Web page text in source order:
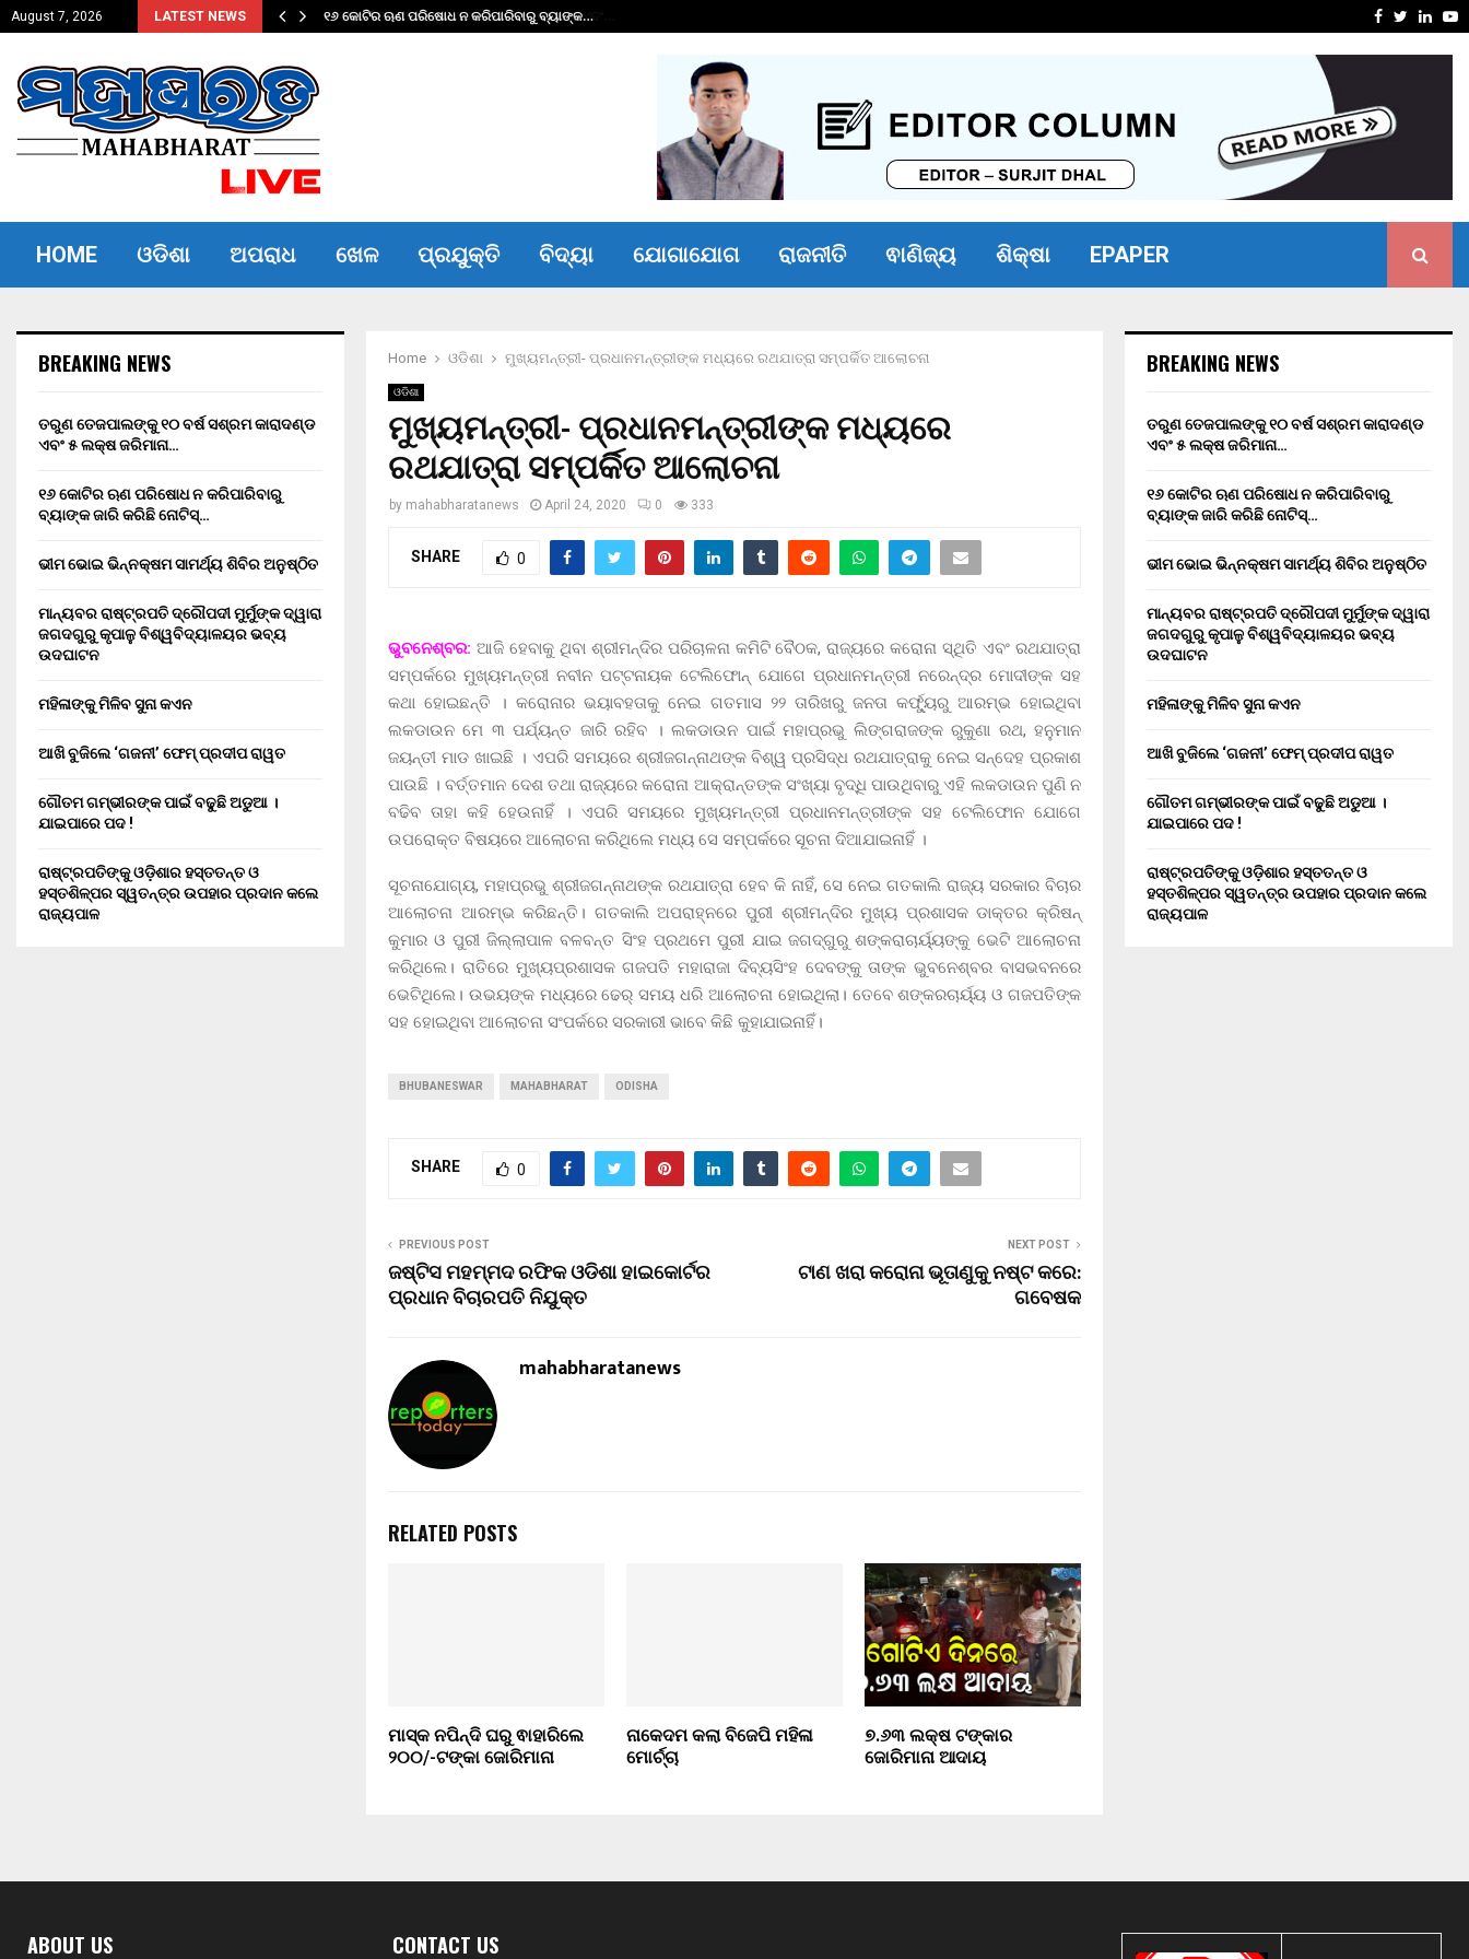
August 7, 2026 LATEST NEWS
ଏବଂ… ୧୬ କୋଟିର ଋଣ ପରିଷୋଧ ନ କରିପାରିବାରୁ ବ୍ୟାଙ୍କ… Facebook
Twitter
HOME ଓଡିଶା ଅପରାଧ ଖେଳ ପ୍ରଯୁକ୍ତି ବିଦ୍ୟା ଯୋଗାଯୋଗ ରାଜନୀତି ଵାଣିଜ୍ୟ ଶିକ୍ଷା EPAPER
Home ଓଡିଶା ମୁଖ୍ୟମନ୍ତ୍ରୀ- ପ୍ରଧାନମନ୍ତ୍ରୀଙ୍କ ମଧ୍ୟରେ ରଥଯାତ୍ରା ସମ୍ପର୍କିତ ଆଲୋଚନା
ଓଡିଶା
ମୁଖ୍ୟମନ୍ତ୍ରୀ- ପ୍ରଧାନମନ୍ତ୍ରୀଙ୍କ ମଧ୍ୟରେ
ରଥଯାତ୍ରା ସମ୍ପର୍କିତ ଆଲୋଚନା
by mahabharatanews April 24, 2020 0 333
SHARE 0
ଭୁବନେଶ୍ବର: ଆଜି ହେବାକୁ ଥିବା ଶ୍ରୀମନ୍ଦିର ପରିଚାଳନା କମିଟି ବୈଠକ, ରାଜ୍ୟରେ କରୋନା ସ୍ଥିତି ଏବଂ ରଥଯାତ୍ରା
ସମ୍ପର୍କରେ ମୁଖ୍ୟମନ୍ତ୍ରୀ ନବୀନ ପଟ୍ଟନାୟକ ଟେଲିଫୋନ୍ ଯୋଗେ ପ୍ରଧାନମନ୍ତ୍ରୀ ନରେନ୍ଦ୍ର ମୋଦୀଙ୍କ ସହ
କଥା ହୋଇଛନ୍ତି । କରୋନାର ଭୟାବହତାକୁ ନେଇ ଗତମାସ ୨୨ ତାରିଖରୁ ଜନତା କର୍ଫ୍ୟୁରୁ ଆରମ୍ଭ ହୋଇଥିବା
ଲକଡାଉନ ମେ ୩ ପର୍ଯ୍ୟନ୍ତ ଜାରି ରହିବ । ଲକଡାଉନ ପାଇଁ ମହାପ୍ରଭୁ ଲିଙ୍ଗରାଜଙ୍କ ରୁକୁଣା ରଥ, ହନୁମାନ
ଜୟନ୍ତୀ ମାଡ ଖାଇଛି । ଏପରି ସମୟରେ ଶ୍ରୀଜଗନ୍ନାଥଙ୍କ ବିଶ୍ୱ ପ୍ରସିଦ୍ଧ ରଥଯାତ୍ରାକୁ ନେଇ ସନ୍ଦେହ ପ୍ରକାଶ
ପାଉଛି । ବର୍ତ୍ତମାନ ଦେଶ ତଥା ରାଜ୍ୟରେ କରୋନା ଆକ୍ରାନ୍ତଙ୍କ ସଂଖ୍ୟା ବୃଦ୍ଧି ପାଉଥିବାରୁ ଏହି ଲକଡାଉନ ପୁଣି ନ
ବଢିବ ତାହା କହି ହେଉନାହିଁ । ଏପରି ସମୟରେ ମୁଖ୍ୟମନ୍ତ୍ରୀ ପ୍ରଧାନମନ୍ତ୍ରୀଙ୍କ ସହ ଟେଲିଫୋନ ଯୋଗେ
ଉପରୋକ୍ତ ବିଷୟରେ ଆଲୋଚନା କରିଥିଲେ ମଧ୍ୟ ସେ ସମ୍ପର୍କରେ ସୂଚନା ଦିଆଯାଇନାହିଁ ।
ସୂଚନାଯୋଗ୍ୟ, ମହାପ୍ରଭୁ ଶ୍ରୀଜଗନ୍ନାଥଙ୍କ ରଥଯାତ୍ରା ହେବ କି ନାହିଁ, ସେ ନେଇ ଗତକାଲି ରାଜ୍ୟ ସରକାର ବିଚାର
ଆଲୋଚନା ଆରମ୍ଭ କରିଛନ୍ତି। ଗତକାଲି ଅପରାହ୍ନରେ ପୁରୀ ଶ୍ରୀମନ୍ଦିର ମୁଖ୍ୟ ପ୍ରଶାସକ ଡାକ୍ତର କ୍ରିଷନ୍
କୁମାର ଓ ପୁରୀ ଜିଲ୍ଲାପାଳ ବଳବନ୍ତ ସିଂହ ପ୍ରଥମେ ପୁରୀ ଯାଇ ଜଗଦ୍‌ଗୁରୁ ଶଙ୍କରାଚାର୍ୟ୍ୟଙ୍କୁ ଭେଟି ଆଲୋଚନା
କରିଥିଲେ। ରାତିରେ ମୁଖ୍ୟପ୍ରଶାସକ ଗଜପତି ମହାରାଜା ଦିବ୍ୟସିଂହ ଦେବଙ୍କୁ ତାଙ୍କ ଭୁବନେଶ୍ବର ବାସଭବନରେ
ଭେଟିଥିଲେ। ଉଭୟଙ୍କ ମଧ୍ୟରେ ଢେର୍ ସମୟ ଧରି ଆଲୋଚନା ହୋଇଥିଲା। ତେବେ ଶଙ୍କରଚାର୍ୟ୍ୟ ଓ ଗଜପତିଙ୍କ
ସହ ହୋଇଥିବା ଆଲୋଚନା ସଂପର୍କରେ ସରକାରୀ ଭାବେ କିଛି କୁହାଯାଇନାହିଁ।
BHUBANESWAR MAHABHARAT ODISHA
SHARE 0
PREVIOUS POST
ଜଷ୍ଟିସ ମହମ୍ମଦ ରଫିକ ଓଡିଶା ହାଇକୋର୍ଟର
ପ୍ରଧାନ ବିଚାରପତି ନିଯୁକ୍ତ
NEXT POST
ଟାଣ ଖରା କରୋନା ଭୂତାଣୁକୁ ନଷ୍ଟ କରେ:
ଗବେଷକ
mahabharatanews
RELATED POSTS
ମାସ୍କ ନପିନ୍ଦି ଘରୁ ଵାହାରିଲେ
୨୦୦/-ଟଙ୍କା ଜୋରିମାନା
ନାକେଦମ କଲା ବିଜେପି ମହିଳା
ମୋର୍ଚ୍ଚା
୭.୬୩ ଲକ୍ଷ ଟଙ୍କାର
ଜୋରିମାନା ଆଦାୟ
BREAKING NEWS
ତରୁଣ ତେଜପାଲଙ୍କୁ ୧୦ ବର୍ଷ ସଶ୍ରମ କାରାଦଣ୍ଡ
ଏବଂ ₹୫ ଲକ୍ଷ ଜରିମାନା…
୧୬ କୋଟିର ଋଣ ପରିଷୋଧ ନ କରିପାରିବାରୁ
ବ୍ୟାଙ୍କ ଜାରି କରିଛି ନୋଟିସ୍…
ଭୀମ ଭୋଇ ଭିନ୍ନକ୍ଷମ ସାମର୍ଥ୍ୟ ଶିବିର ଅନୁଷ୍ଠିତ
ମାନ୍ୟବର ରାଷ୍ଟ୍ରପତି ଦ୍ରୌପଦୀ ମୁର୍ମୁଙ୍କ ଦ୍ୱାରା
ଜଗଦଗୁରୁ କୃପାଳୁ ବିଶ୍ୱବିଦ୍ୟାଳୟର ଭବ୍ୟ
ଉଦଘାଟନ
ମହିଳାଙ୍କୁ ମିଳିବ ସୁନା କଏନ
ଆଖି ବୁଜିଲେ ‘ଗଜନୀ’ ଫେମ୍ ପ୍ରଦୀପ ରାୱତ
ଗୌତମ ଗମ୍ଭୀରଙ୍କ ପାଇଁ ବଢୁଛି ଅଡୁଆ ।
ଯାଇପାରେ ପଦ !
ରାଷ୍ଟ୍ରପତିଙ୍କୁ ଓଡ଼ିଶାର ହସ୍ତତନ୍ତ ଓ
ହସ୍ତଶିଳ୍ପର ସ୍ୱତନ୍ତ୍ର ଉପହାର ପ୍ରଦାନ କଲେ
ରାଜ୍ୟପାଳ
BREAKING NEWS
ତରୁଣ ତେଜପାଲଙ୍କୁ ୧୦ ବର୍ଷ ସଶ୍ରମ କାରାଦଣ୍ଡ
ଏବଂ ₹୫ ଲକ୍ଷ ଜରିମାନା…
୧୬ କୋଟିର ଋଣ ପରିଷୋଧ ନ କରିପାରିବାରୁ
ବ୍ୟାଙ୍କ ଜାରି କରିଛି ନୋଟିସ୍…
ଭୀମ ଭୋଇ ଭିନ୍ନକ୍ଷମ ସାମର୍ଥ୍ୟ ଶିବିର ଅନୁଷ୍ଠିତ
ମାନ୍ୟବର ରାଷ୍ଟ୍ରପତି ଦ୍ରୌପଦୀ ମୁର୍ମୁଙ୍କ ଦ୍ୱାରା
ଜଗଦଗୁରୁ କୃପାଳୁ ବିଶ୍ୱବିଦ୍ୟାଳୟର ଭବ୍ୟ
ଉଦଘାଟନ
ମହିଳାଙ୍କୁ ମିଳିବ ସୁନା କଏନ
ଆଖି ବୁଜିଲେ ‘ଗଜନୀ’ ଫେମ୍ ପ୍ରଦୀପ ରାୱତ
ଗୌତମ ଗମ୍ଭୀରଙ୍କ ପାଇଁ ବଢୁଛି ଅଡୁଆ ।
ଯାଇପାରେ ପଦ !
ରାଷ୍ଟ୍ରପତିଙ୍କୁ ଓଡ଼ିଶାର ହସ୍ତତନ୍ତ ଓ
ହସ୍ତଶିଳ୍ପର ସ୍ୱତନ୍ତ୍ର ଉପହାର ପ୍ରଦାନ କଲେ
ରାଜ୍ୟପାଳ
ABOUT US CONTACT US